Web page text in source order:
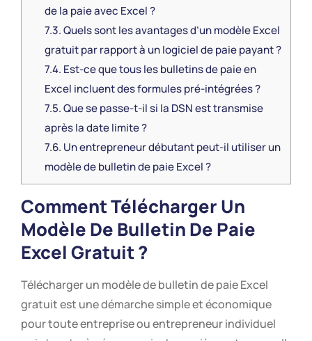
de la paie avec Excel ?
7.3.Quels sont les avantages d’un modèle Excel
gratuit par rapport à un logiciel de paie payant ?
7.4. Est-ce que tous les bulletins de paie en
Excel incluent des formules pré-intégrées ?
7.5.Que se passe-t-il si la DSN est transmise
après la date limite ?
7.6. Un entrepreneur débutant peut-il utiliser un
modèle de bulletin de paie Excel ?
Comment Télécharger Un
Modèle De Bulletin De Paie
Excel Gratuit ?
Télécharger un modèle de bulletin de paie Excel
gratuit est une démarche simple et économique
pour toute entreprise ou entrepreneur individuel